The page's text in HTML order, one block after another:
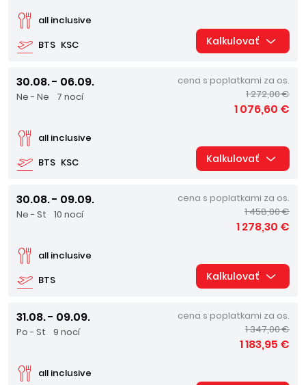
BTS KSC
all inclusive
Kalkulovať
30.08. - 06.09.
Ne - Ne 7 nocí
BTS KSC
all inclusive
cena s poplatkami za os.
1 272,00 €
1 076,60 €
Kalkulovať
30.08. - 09.09.
Ne - St 10 nocí
BTS
all inclusive
cena s poplatkami za os.
1 458,00 €
1 278,30 €
Kalkulovať
31.08. - 09.09.
Po - St 9 nocí
all inclusive
cena s poplatkami za os.
1 347,00 €
1 183,95 €